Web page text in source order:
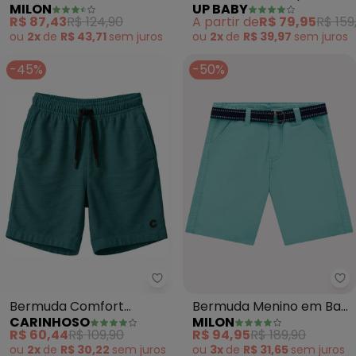
Básica (Verde)
MILON
R$ 87,43R$ 124,90
ou 2x de R$ 43,71 sem juros
Menino (Verde)
UP BABY
A partir deR$ 79,95R$
ou 2x de R$ 39,97 sem juros
-45%
Carinhoso - Bermuda Comfort
Bermuda Comfort
Texturizada (Verde
Esmeralda)
CARINHOSO
R$ 60,44R$ 109,90
ou 2x de R$ 30,22 sem juros
-50%
Bermuda Menino em Bari
Linho Milon (Verde)
MILON
R$ 94,95R$ 189,90
ou 3x de R$ 31,65 sem juros